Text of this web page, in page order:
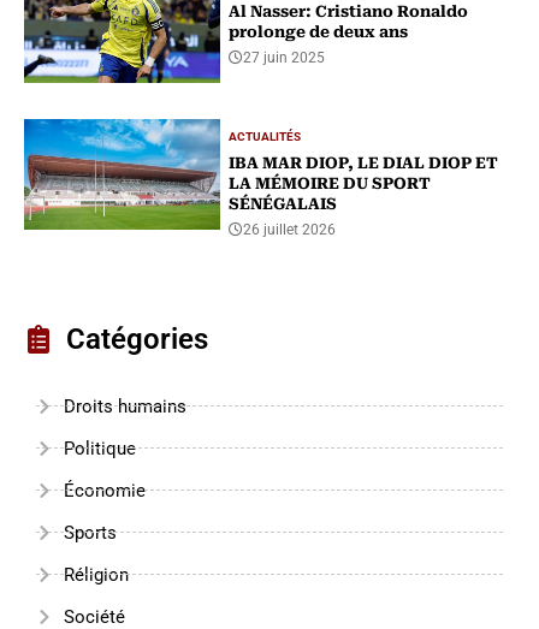
Al Nasser: Cristiano Ronaldo
prolonge de deux ans
27 juin 2025
ACTUALITÉS
IBA MAR DIOP, LE DIAL DIOP ET
LA MÉMOIRE DU SPORT
SÉNÉGALAIS
26 juillet 2026
Catégories
Droits humains
Politique
Économie
Sports
Réligion
Société